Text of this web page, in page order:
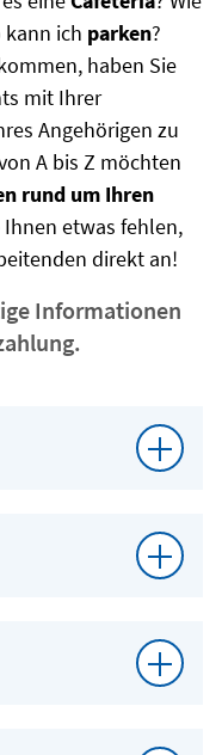
kann ich parken?
haben Sie
mit Ihrer
Angehörigen zu
A bis Z möchten
rund um Ihren
etwas fehlen,
direkt an!
Informationen